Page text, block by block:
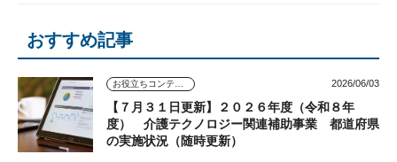
おすすめ記事
2026/06/03
【７月３１日更新】２０２６年度（令和８年
度） 介護テクノロジー関連補助事業 都道府県
の実施状況（随時更新）